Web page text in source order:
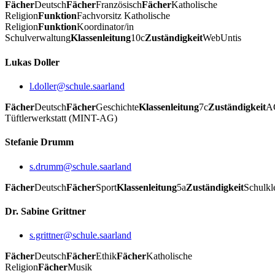
FächerDeutschFächerFranzösischFächerKatholische
ReligionFunktionFachvorsitz Katholische
ReligionFunktionKoordinator/in
SchulverwaltungKlassenleitung10cZuständigkeitWebUntis
Lukas Doller
l.doller@schule.saarland
FächerDeutschFächerGeschichteKlassenleitung7cZuständigkeit
Tüftlerwerkstatt (MINT-AG)
Stefanie Drumm
s.drumm@schule.saarland
FächerDeutschFächerSportKlassenleitung5aZuständigkeit
Dr. Sabine Grittner
s.grittner@schule.saarland
FächerDeutschFächerEthikFächerKatholische
ReligionFächerMusik